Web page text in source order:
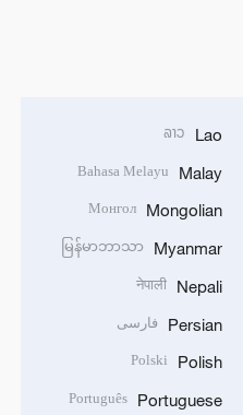
Lao
ລາວ
Malay
Bahasa Melayu
Mongolian
Монгол
Myanmar
မြန်မာဘာသာ
Nepali
नेपाली
Persian فارسی
Polish
Polski
Portuguese
Português